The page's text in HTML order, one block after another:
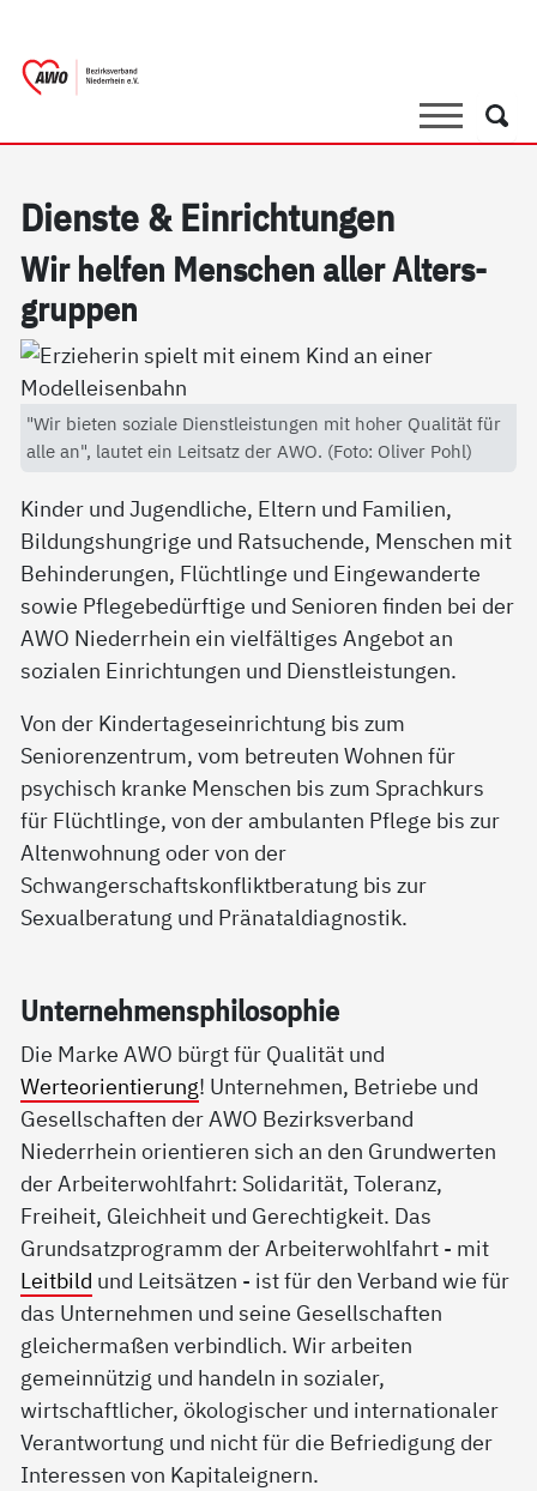
SucheSuche
Di­ens­te & Ein­rich­tun­gen
Wir hel­fen Men­schen al­ler Al­ters­
grup­pen
"Wir bieten soziale Dienstleistungen mit hoher Qualität für
alle an", lautet ein Leitsatz der AWO. (Foto: Oliver Pohl)
Kinder und Jugendliche, Eltern und Familien,
Bildungshungrige und Ratsuchende, Menschen mit
Behinderungen, Flüchtlinge und Eingewanderte
sowie Pflegebedürftige und Senioren finden bei der
AWO Niederrhein ein vielfältiges Angebot an
sozialen Einrichtungen und Dienstleistungen.
Von der Kindertageseinrichtung bis zum
Seniorenzentrum, vom betreuten Wohnen für
psychisch kranke Menschen bis zum Sprachkurs
für Flüchtlinge, von der ambulanten Pflege bis zur
Altenwohnung oder von der
Schwangerschaftskonfliktberatung bis zur
Sexualberatung und Pränataldiagnostik.
Un­ter­neh­mens­phi­lo­so­phie
Die Marke AWO bürgt für Qualität und
Werteorientierung! Unternehmen, Betriebe und
Gesellschaften der AWO Bezirksverband
Niederrhein orientieren sich an den Grundwerten
der Arbeiterwohlfahrt: Solidarität, Toleranz,
Freiheit, Gleichheit und Gerechtigkeit. Das
Grundsatzprogramm der Arbeiterwohlfahrt - mit
Leitbild und Leitsätzen - ist für den Verband wie für
das Unternehmen und seine Gesellschaften
gleichermaßen verbindlich. Wir arbeiten
gemeinnützig und handeln in sozialer,
wirtschaftlicher, ökologischer und internationaler
Verantwortung und nicht für die Befriedigung der
Interessen von Kapitaleignern.